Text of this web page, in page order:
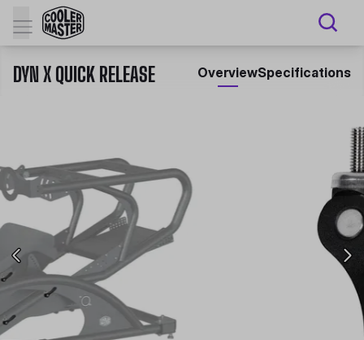
DYN X QUICK RELEASE OverviewSpecifications